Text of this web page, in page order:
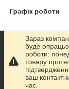
Графік роботи
Повна версія
Сайт створено
Політика
Зараз
буде
роботи:
товару
ваш
час.